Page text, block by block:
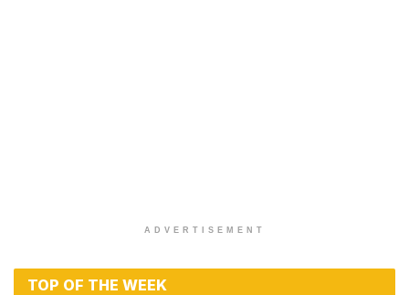
ADVERTISEMENT
TOP OF THE WEEK